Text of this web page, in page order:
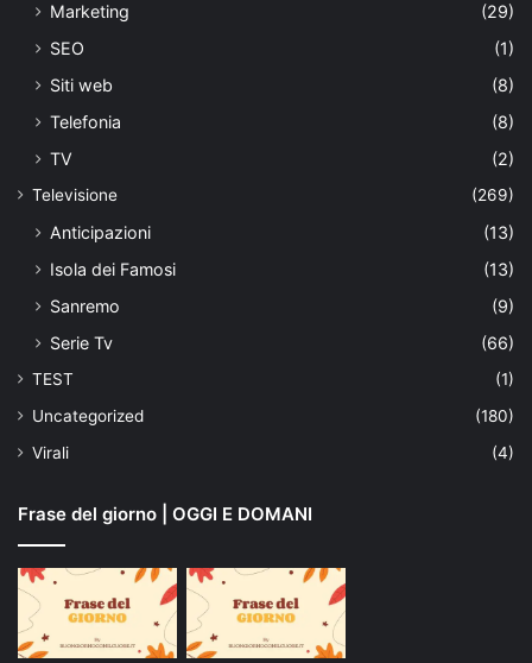
Marketing
(29)
SEO
(1)
Siti web
(8)
Telefonia
(8)
TV
(2)
Televisione (269)
Anticipazioni
(13)
Isola dei Famosi
(13)
Sanremo
(9)
Serie Tv
(66)
TEST
(1)
Uncategorized
(180)
Virali
(4)
Frase del giorno | OGGI E DOMANI